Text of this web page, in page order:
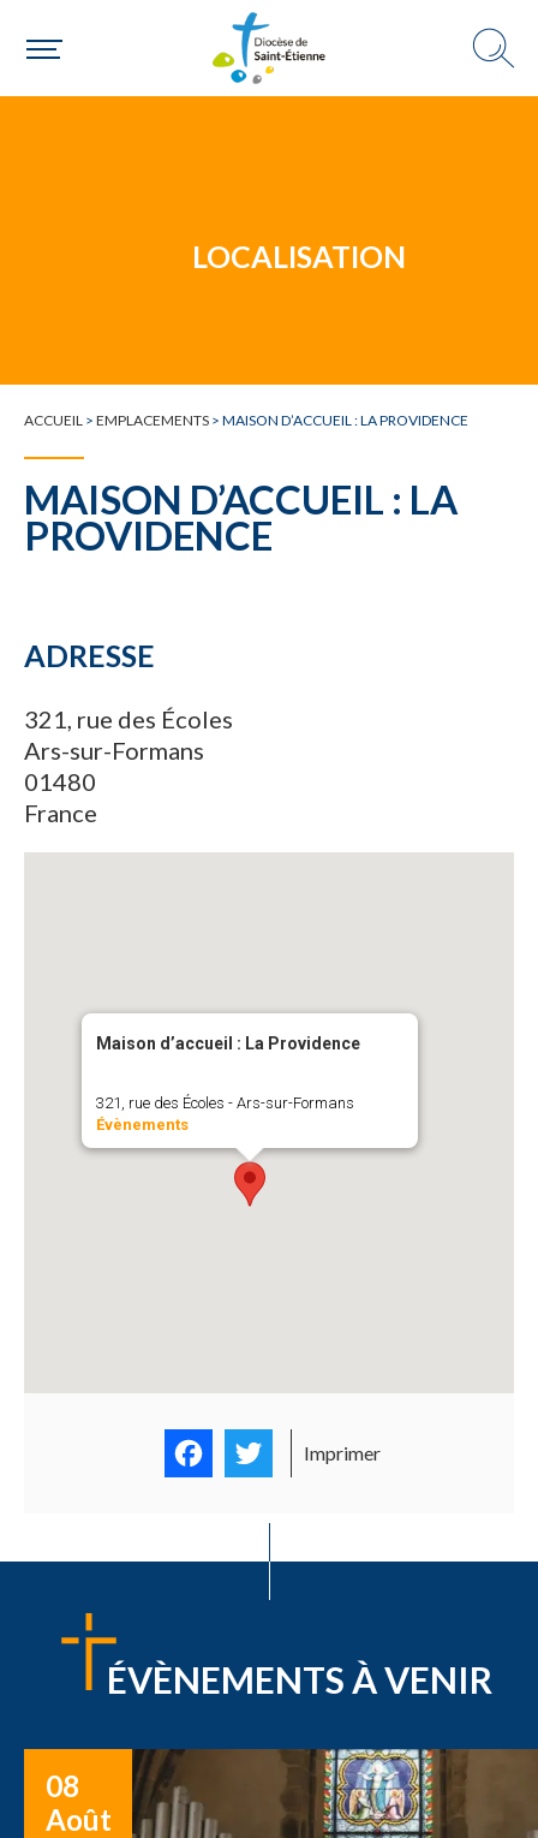
Un mouvement
LOCALISATION
ACCUEIL > EMPLACEMENTS > MAISON D’ACCUEIL : LA PROVIDENCE
MAISON D’ACCUEIL : LA
PROVIDENCE
ADRESSE
321, rue des Écoles
Ars-sur-Formans
01480
France
Maison d’accueil : La Providence
321, rue des Écoles - Ars-sur-Formans
Évènements
FacebookTwitter
Imprimer
ÉVÈNEMENTS À VENIR
08
Août